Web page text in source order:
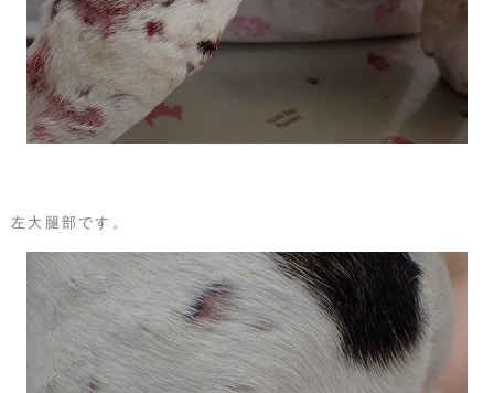
左大腿部です。